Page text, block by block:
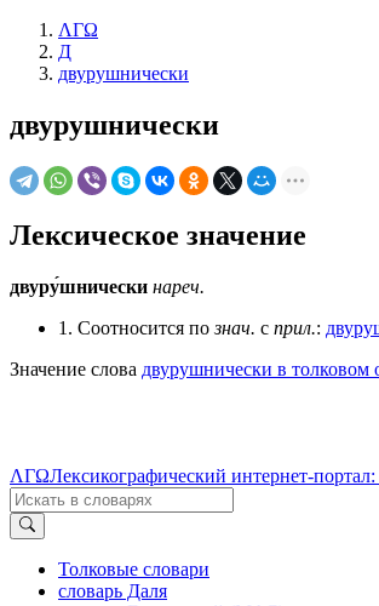
ΛΓΩ
Д
двурушнически
двурушнически
Лексическое значение
двуру́шнически нареч.
1. Соотносится познач. с прил.:
Значение слова двурушнически в
ΛΓΩЛексикографический интернет-
Толковые словари
словарь Даля